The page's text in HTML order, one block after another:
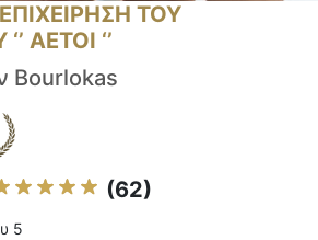
ΤΟΥ
ΑΕΤΟΙ ‘’
Bourlokas
(62)
5